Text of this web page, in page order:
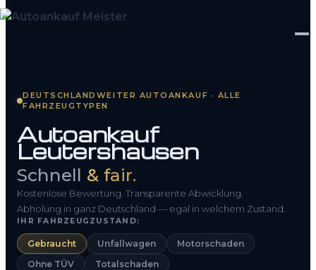
So funktioniert’s
Kontakt
FAQ
0800 1553 5546
DEUTSCHLANDWEITER AUTOANKAUF · ALLE
FAHRZEUGTYPEN
Autoankauf
Leutershausen
Schnell & fair.
Kostenlose Bewertung. Transparente Abwicklung.
Abholung in ganz Deutschland — egal in welchem Zustand.
IHR FAHRZEUGZUSTAND:
Gebraucht Unfallwagen
Motorschaden
Ohne TÜV
Totalschaden